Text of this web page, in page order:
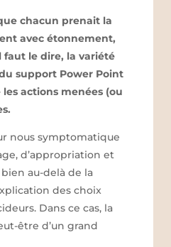
chacun prenait la
avec étonnement,
le dire, la variété
support Power Point
actions menées (ou
nous symptomatique
d’appropriation et
au-delà de la
des choix
Dans ce cas, la
être d’un grand